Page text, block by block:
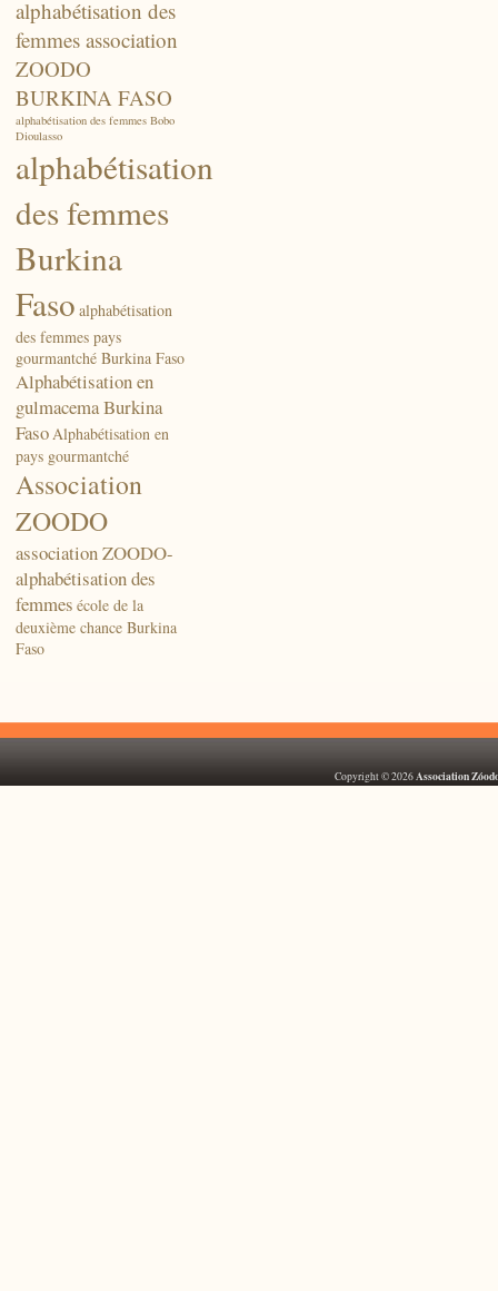
alphabétisation des
femmes association
ZOODO
BURKINA FASO
alphabétisation des femmes Bobo
Dioulasso
alphabétisation
des femmes
Burkina
Faso alphabétisation
des femmes pays
gourmantché Burkina Faso
Alphabétisation en
gulmacema Burkina
FasoAlphabétisation en
pays gourmantché
Association
ZOODO
association ZOODO-
alphabétisation des
femmes école de la
deuxième chance Burkina
Faso
Copyright © 2026Association